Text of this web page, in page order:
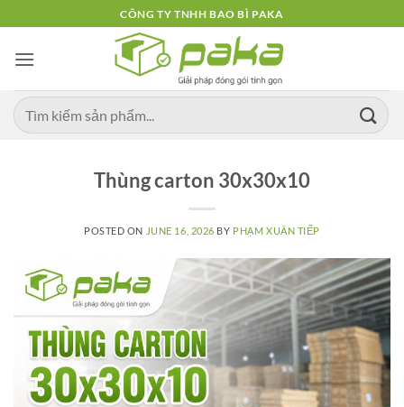
to
content
CÔNG TY TNHH BAO BÌ PAKA
Thùng carton 30x30x10
POSTED ON JUNE 16, 2026 BY PHẠM XUÂN TIẾP